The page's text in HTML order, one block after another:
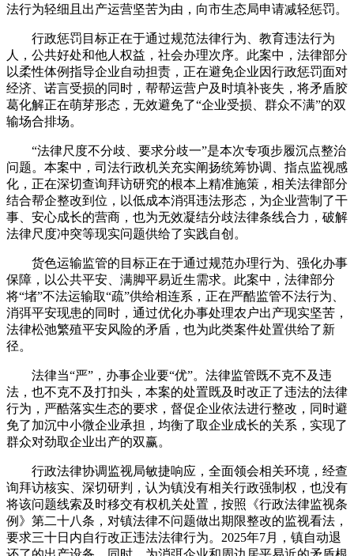
法行为轻细且出产运营坚苦为由，向市生态局申请减轻惩罚。
行政惩罚目标正在于通过规范法律行为、教育违法行为
人，公共好处和他人权益，社会办理次序。此案中，法律部分
以柔性体例指导企业自动担责，正在避免企业因行政惩罚面对
经济、诺言受损的同时，帮帮运营户及时填补丧失，将矛盾胶
葛化解正在萌芽形态，无效避免了“企业受损、群众不满”的双
输场合排场。
“法律尺度不分歧、要求分歧一”是本次专项步履沉点整治
问题。本案中，司法行政机关充实阐扬统筹协调、指点监视感
化，正在深切查询拜访研究的根本上精准施策，相关法律部分
结合帮企整改到位，以低成本消弭违法形态，为企业营制了干
事、安心成长的营商，也为无效凝结分歧法律条线合力，破解
法律尺度冲突等现实问题供给了实践自创。
货色运输监管的目标正在于通过规范办理行为、强化办事
保障，以公共平安、满脚平易近生需求。此案中，法律部分
将“堵”不法运输取“疏”供给相连系，正在严酷监管不法行为、
消弭平安现患的同时，通过优化办事处理农户出产现实坚苦，
法律松弛繁殖平安风险的矛盾，也为此类案件处置供给了新
径。
法律当“严”，办事企业要“优”。法律监管既不克不及违
法，也不克不及打扣头，本案的处置既及时改正了违法的法律
行为，严酷落实生态的要求，督促企业依法进行整改，同时避
免了加沉中小微企业承担，均衡了取企业成长的关系，实现了
群众对劲取企业出产的双赢。
行政法律协调监视局敏捷响应，全面领会相关环境，经查
询拜访核实、深切研判，认为镇没有相关行政强制权，也没有
将该问题线索及时移交有权机关处置，按照《行政法律监视条
例》第二十八条，对镇法律不问题做出期限整改的监视看法，
要求三十日内自行改正违法法律行为。2025年7月，镇自动退